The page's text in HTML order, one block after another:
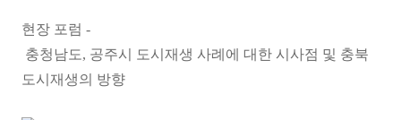
현장 포럼 -
충청남도, 공주시 도시재생 사례에 대한 시사점 및 충북
도시재생의 방향